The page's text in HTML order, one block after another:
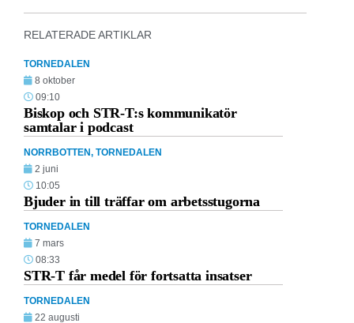
RELATERADE ARTIKLAR
TORNEDALEN
8 oktober
09:10
Biskop och STR-T:s kommunikatör
samtalar i podcast
NORRBOTTEN, TORNEDALEN
2 juni
10:05
Bjuder in till träffar om arbetsstugorna
TORNEDALEN
7 mars
08:33
STR-T får medel för fortsatta insatser
TORNEDALEN
22 augusti